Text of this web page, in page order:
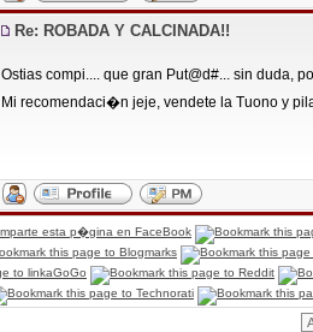
Re: ROBADA Y CALCINADA!!
Ostias compi.... que gran Put@d#... sin duda,
Mi recomendaci�n jeje, vendete la Tuono y